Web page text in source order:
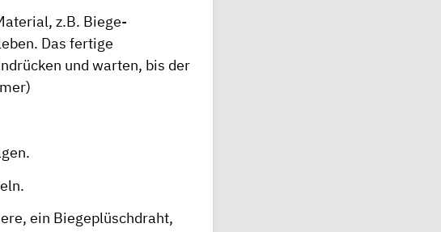
z.B. Biege-
Das fertige
und warten, bis der
ein Biegeplüschdraht,